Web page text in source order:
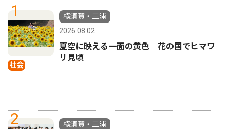
1
社会
横須賀・三浦
2026.08.02
夏空に映える一面の黄色 花の国でヒマワ
リ見頃
2
横須賀・三浦